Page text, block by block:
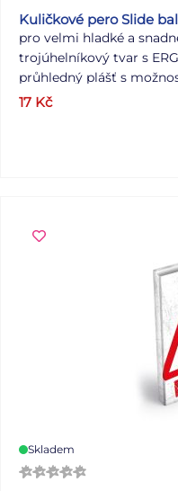
Kuličkové pero Slide
pro velmi hladké a
trojúhelníkový tvar s
průhledný plášť s
nízkoviskózní inkousty v
17 Kč
Skladem